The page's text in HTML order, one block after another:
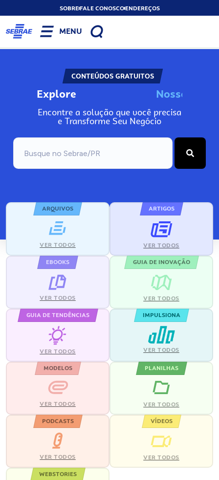
SOBREFALE CONOSCOENDEREÇOS
MENU
CONTEÚDOS GRATUITOS
Explore Nos
Encontre a solução que você precisa
e Transforme Seu Negócio
ARQUIVOS
VER TODOS
ARTIGOS
VER TODOS
EBOOKS
VER TODOS
GUIA DE INOVAÇÃO
VER TODOS
GUIA DE TENDÊNCIAS
VER TODOS
IMPULSIONA
VER TODOS
MODELOS
VER TODOS
PLANILHAS
VER TODOS
PODCASTS
VER TODOS
VÍDEOS
VER TODOS
WEBSTORIES